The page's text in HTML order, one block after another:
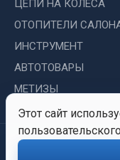
Двигатель
Система питания
Система выпуска
Система охлаждения
Коробка передач ZF
Этот сайт
ЦЕПИ НА КОЛЕСА
ОТОПИТЕЛИ
ИНСТРУМЕНТ
АВТОТОВАРЫ
МЕТИЗЫ
© 2026 Иркутский